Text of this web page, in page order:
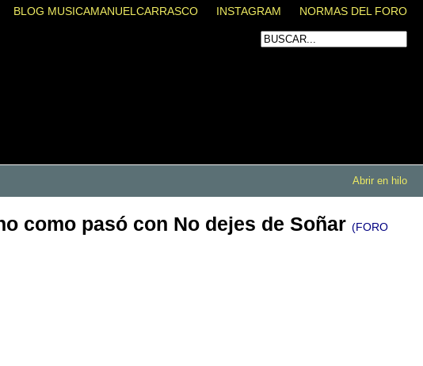
BLOG MUSICAMANUELCARRASCO INSTAGRAM NORMAS DEL FORO
Abrir en hilo
como pasó con No dejes de Soñar (FORO